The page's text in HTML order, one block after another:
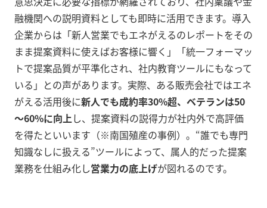
融機関への説明資料としても即時に活用できます。導入
企業からは「新人営業でもエネがえるのレポートをその
まま提案資料に使えばお客様に響く」「統一フォーマッ
トで提案品質が平準化され、社内教育ツールにもなって
いる」との声があります。実際、ある販売会社ではエネ
がえる活用後に新人でも成約率30%超、ベテランは50
～60%に向上し、提案資料の説得力が社内外で高評価
を得たといいます（※南国殖産の事例）。“誰でも専門
知識なしに扱える”ツールによって、属人的だった提案
業務を仕組み化し営業力の底上げが図れるのです。